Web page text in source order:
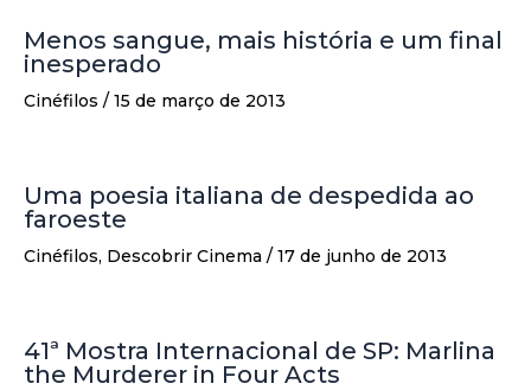
Menos sangue, mais história e um final
inesperado
Cinéfilos / 15 de março de 2013
Uma poesia italiana de despedida ao
faroeste
Cinéfilos, Descobrir Cinema / 17 de junho de 2013
41ª Mostra Internacional de SP: Marlina
the Murderer in Four Acts